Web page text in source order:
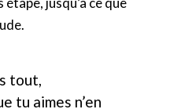
tout,
tu aimes n’en